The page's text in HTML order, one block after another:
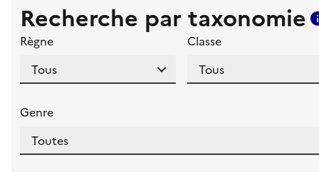
Recherche par taxonomie
Règne Classe
Genre